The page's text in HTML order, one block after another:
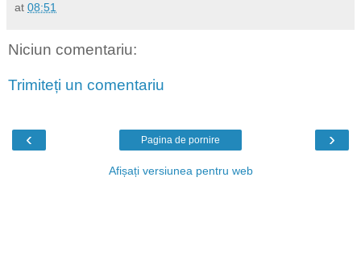
at 08:51
Niciun comentariu:
Trimiteți un comentariu
‹ ›
Pagina de pornire
Afișați versiunea pentru web